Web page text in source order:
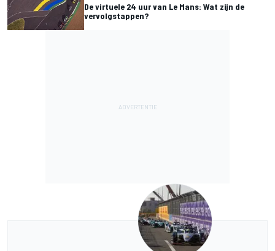
De virtuele 24 uur van Le Mans: Wat zijn de
vervolgstappen?